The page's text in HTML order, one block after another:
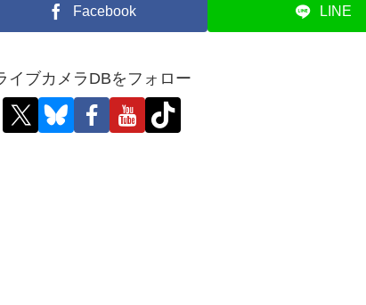
Facebook LINE
イブカメラDBをフォロー